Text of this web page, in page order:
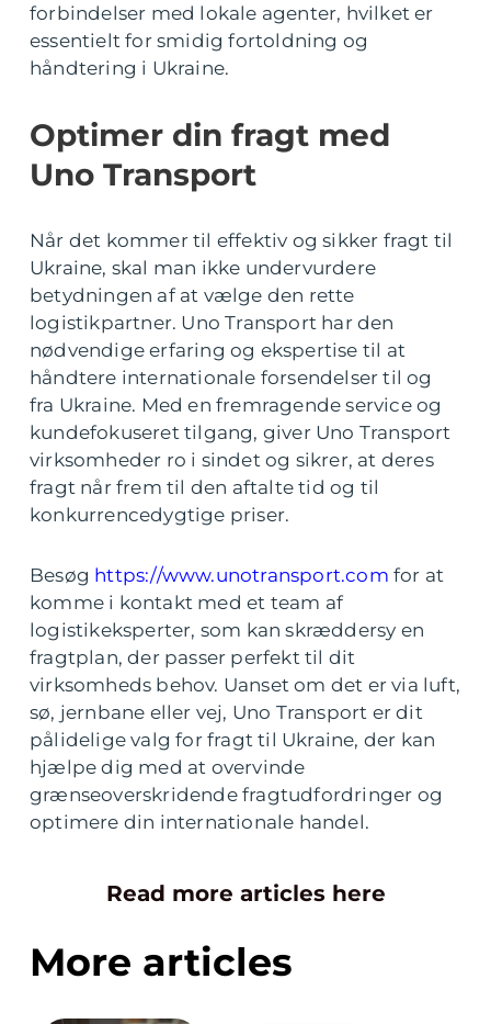
forbindelser med lokale agenter, hvilket er
essentielt for smidig fortoldning og
håndtering i Ukraine.
Optimer din fragt med
Uno Transport
Når det kommer til effektiv og sikker fragt til
Ukraine, skal man ikke undervurdere
betydningen af at vælge den rette
logistikpartner. Uno Transport har den
nødvendige erfaring og ekspertise til at
håndtere internationale forsendelser til og
fra Ukraine. Med en fremragende service og
kundefokuseret tilgang, giver Uno Transport
virksomheder ro i sindet og sikrer, at deres
fragt når frem til den aftalte tid og til
konkurrencedygtige priser.
Besøg https://www.unotransport.com for at
komme i kontakt med et team af
logistikeksperter, som kan skræddersy en
fragtplan, der passer perfekt til dit
virksomheds behov. Uanset om det er via luft,
sø, jernbane eller vej, Uno Transport er dit
pålidelige valg for fragt til Ukraine, der kan
hjælpe dig med at overvinde
grænseoverskridende fragtudfordringer og
optimere din internationale handel.
Read more articles here
More articles